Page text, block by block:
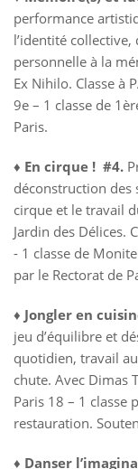
performance
l’identité collective,
personnelle à la
Ex Nihilo. Classe à
9e – 1 classe de
Paris.
♦ En cirque ! #4.
déconstruction des
cirque et le travail
Jardin des Délices.
- 1 classe de
par le Rectorat de
♦ Jongler en
jeu d’équilibre et
quotidien, travail
chute. Avec Dimas
Paris 18 – 1 classe
restauration.
♦ Danser